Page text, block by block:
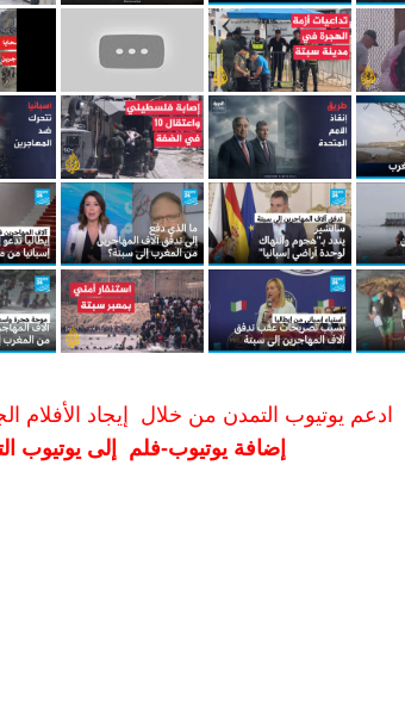
ادعم يوتيوب التمدن من خلال إيجاد الأفلام
إضافة يوتيوب-فلم إلى يوتيوب